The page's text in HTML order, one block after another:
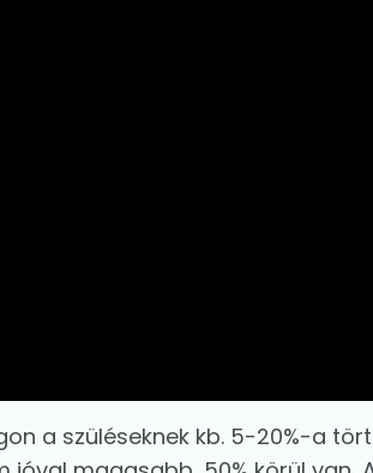
a szüléseknek kb. 5-20%-a